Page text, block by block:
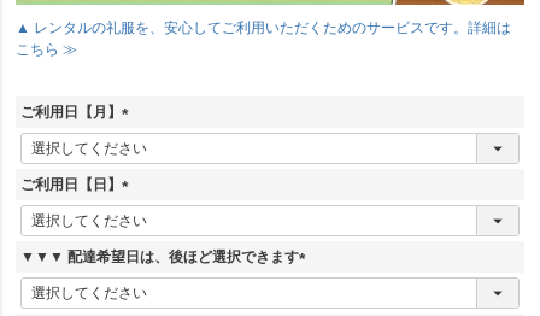
▲ レンタルの礼服を、安心してご利用いただくためのサービスです。詳細は
こちら ≫
ご利用日【月】
(
必
須
)
ご利用日【日】
(
必
須
)
▼▼▼ 配達希望日は、後ほど選択できます
(
必